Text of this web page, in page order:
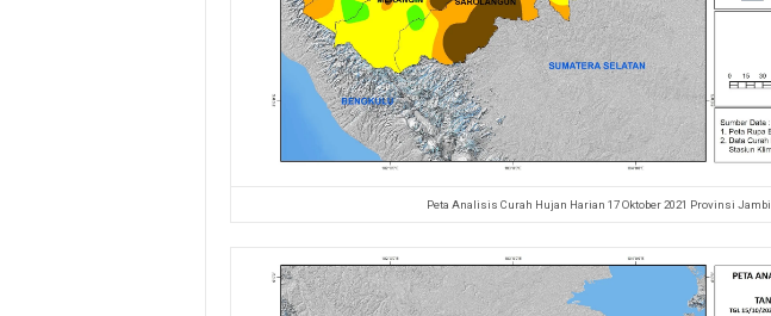
Peta Analisis Curah Hujan Harian 17 Oktober 2021 Provinsi Jambi